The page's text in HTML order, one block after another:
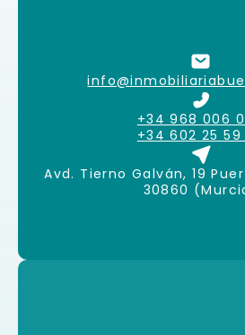
+34 968 006
+34 602 25 59
Avd. Tierno Galván, 19
30860